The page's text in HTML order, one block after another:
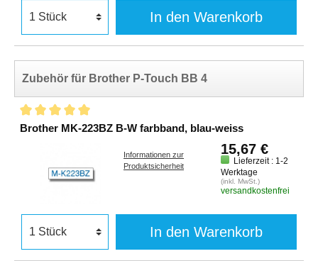
In den Warenkorb
Zubehör für Brother P-Touch BB 4
Brother MK-223BZ B-W farbband, blau-weiss
Informationen zur
Produktsicherheit
15,67 €
Lieferzeit : 1-2
Werktage
(inkl. MwSt.)
versandkostenfrei
In den Warenkorb